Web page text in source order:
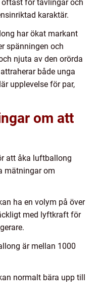
för tävlingar och
karaktär.
har ökat markant
spänningen och
njuta av den orörda
både unga
upplevelse för par,
om att
att åka luftballong
mätningar om
ha en volym på över
med lyftkraft för
är mellan 1000
normalt bära upp till